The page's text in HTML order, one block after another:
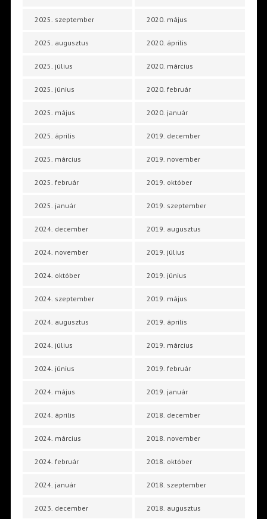
2025. szeptember
2025. augusztus
2025. július
2025. június
2025. május
2025. április
2025. március
2025. február
2025. január
2024. december
2024. november
2024. október
2024. szeptember
2024. augusztus
2024. július
2024. június
2024. május
2024. április
2024. március
2024. február
2024. január
2023. december
2020. május
2020. április
2020. március
2020. február
2020. január
2019. december
2019. november
2019. október
2019. szeptember
2019. augusztus
2019. július
2019. június
2019. május
2019. április
2019. március
2019. február
2019. január
2018. december
2018. november
2018. október
2018. szeptember
2018. augusztus